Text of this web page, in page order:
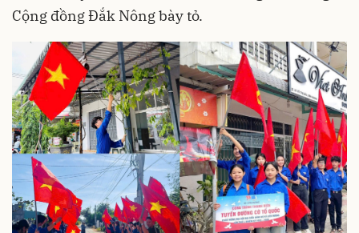
Cộng đồng Đắk Nông bày tỏ.